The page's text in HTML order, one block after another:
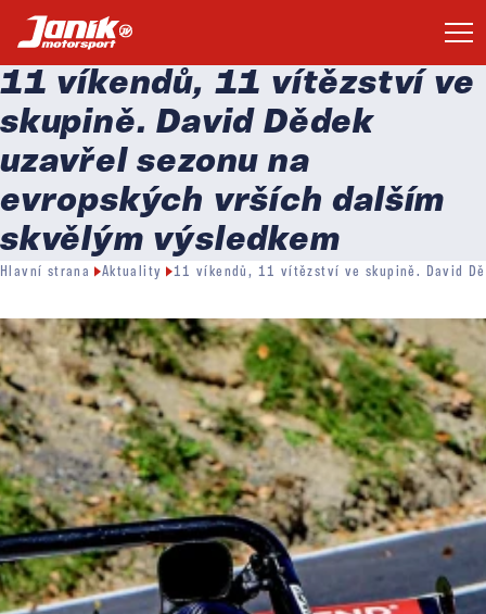
11 víkendů, 11 vítězství ve
skupině. David Dědek
uzavřel sezonu na
evropských vrších dalším
skvělým výsledkem
Hlavní strana Aktuality 11 víkendů, 11 vítězství ve skupině. David